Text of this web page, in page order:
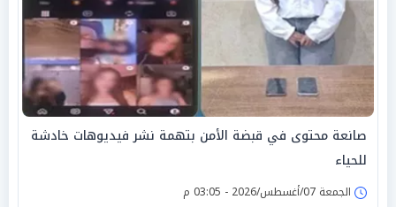
صانعة محتوى في قبضة الأمن بتهمة نشر فيديوهات خادشة
للحياء
الجمعة 07/أغسطس/2026 - 03:05 م